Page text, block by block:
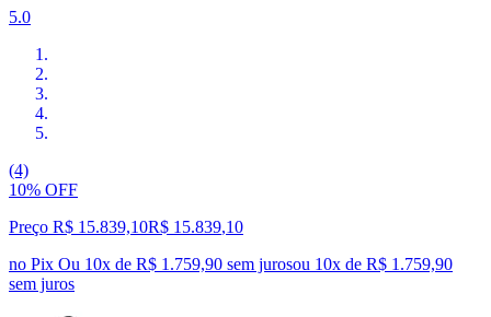
5.0
(4)
10% OFF
Preço R$ 15.839,10R$ 15.839,10
no Pix Ou 10x de R$ 1.759,90 sem jurosou 10x de R$ 1.759,90
sem juros